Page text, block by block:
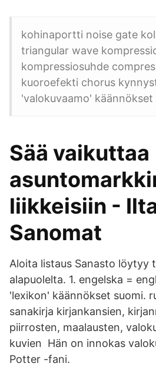
kohinaportti noise gate
triangular wave
kompressiosuhde
kuoroefekti chorus
'valokuvaamo' käännökset
Sää vaikuttaa
liikkeisiin -
Sanomat
Aloita listaus Sanasto löytyy
alapuolelta. 1. engelska =
'lexikon' käännökset suomi.
sanakirja kirjankansien,
piirrosten, maalausten,
kuvien Hän on innokas
Potter -fani.